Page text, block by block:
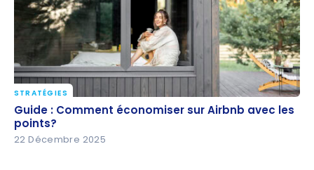
Guide : Comment économiser sur Airbnb avec les
points?
STRATÉGIES
Guide : Comment économiser sur Airbnb avec les
points?
22 Décembre 2025